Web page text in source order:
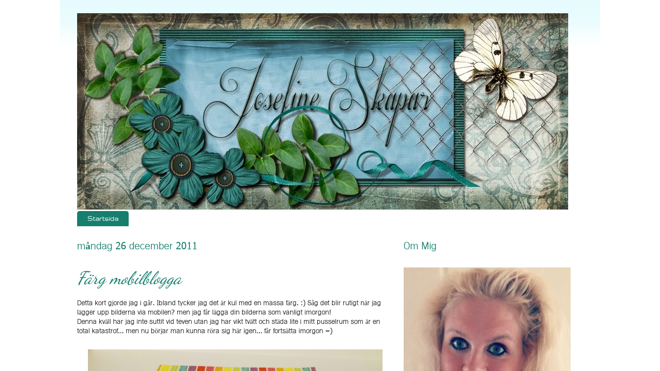
Startsida
måndag 26 december 2011
Färg mobilblogga
Detta kort gjorde jag i går. Ibland tycker jag det är kul med en massa färg. :) Såg det blir rutigt när jag
lägger upp bilderna via mobilen? men jag får lägga din bilderna som vanligt imorgon!
Denna kväll har jag inte suttit vid teven utan jag har vikt tvätt och städa lite i mitt pusselrum som är en
total katastrof... men nu börjar man kunna röra sig här igen... får fortsätta imorgon =)
Om Mig